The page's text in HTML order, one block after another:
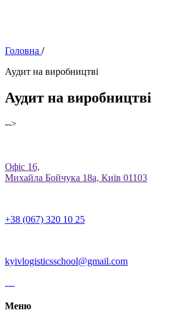
Головна /
Аудит на виробництві
Аудит на виробництві
-->
Офіс 16,
Михайла Бойчука 18а, Київ 01103
+38 (067) 320 10 25
kyivlogisticsschool@gmail.com
Меню